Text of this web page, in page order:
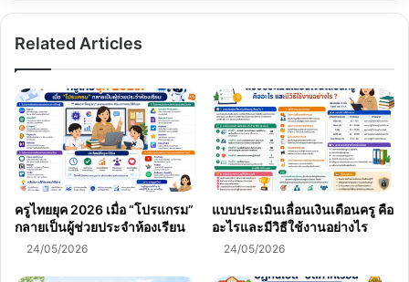
Related Articles
ครูไทยยุค 2026 เมื่อ “โปรแกรม”
กลายเป็นผู้ช่วยประจำห้องเรียน
24/05/2026
แบบประเมินเลื่อนเงินเดือนครู คือ
อะไรและมีวิธีใช้งานอย่างไร
24/05/2026